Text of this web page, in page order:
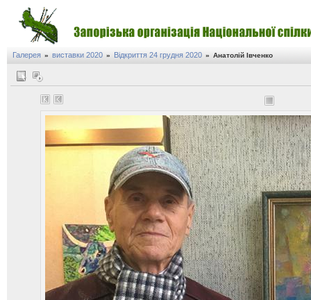
Галерея » виставки 2020 » Відкриття 24 грудня 2020 » Анатолій Івченко